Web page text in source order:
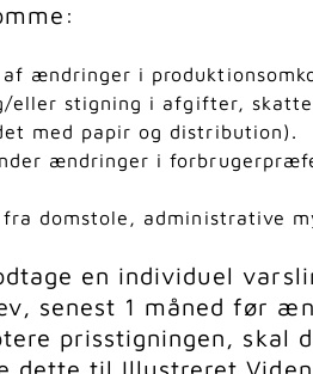
ændringer i
eller stigning i afgifter,
med papir og distribution).
ændringer i
domstole, administrative
en individuel
senest 1 måned før
prisstigningen, skal